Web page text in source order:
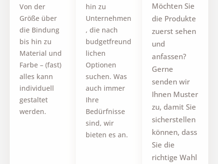
Von der
Größe über
die Bindung
bis hin zu
Material und
Farbe – (fast)
alles kann
individuell
gestaltet
werden.
hin zu
Unternehmen
, die nach
budgetfreund
lichen
Optionen
suchen. Was
auch immer
Ihre
Bedürfnisse
sind, wir
bieten es an.
Möchten Sie
die Produkte
zuerst sehen
und
anfassen?
Gerne
senden wir
Ihnen Muster
zu, damit Sie
sicherstellen
können, dass
Sie die
richtige Wahl